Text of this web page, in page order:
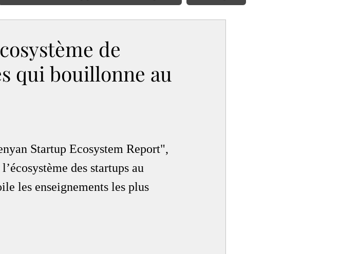
de
qui bouillonne au
Startup Ecosystem Report",
des startups au
les enseignements les plus